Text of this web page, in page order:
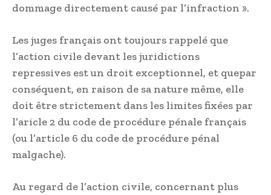
dommage directement causé par l’infraction ».
Les juges français ont toujours rappelé que
l’action civile devant les juridictions
repressives est un droit exceptionnel, et quepar
conséquent, en raison de sa nature même, elle
doit être strictement dans les limites fixées par
l’aricle 2 du code de procédure pénale français
(ou l’article 6 du code de procédure pénal
malgache).
Au regard de l’action civile, concernant plus